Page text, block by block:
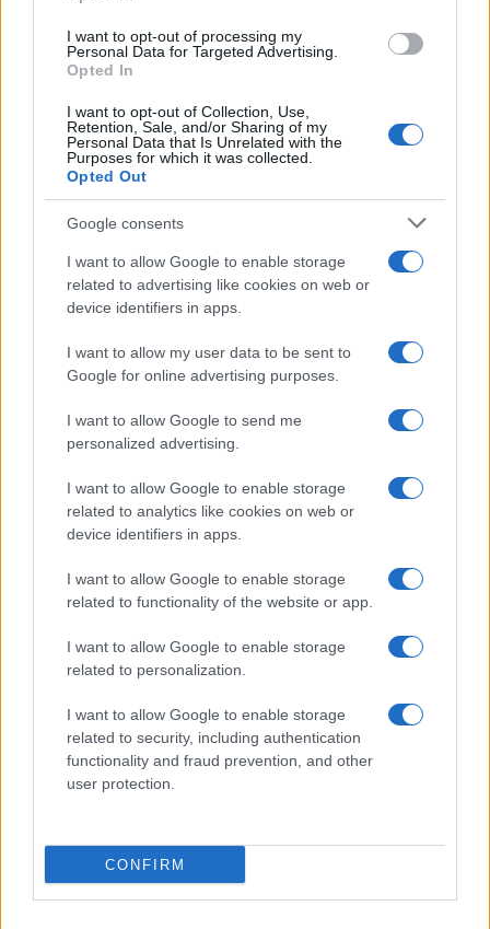
I want to opt-out of processing my
Personal Data for Targeted Advertising.
Opted In
I want to opt-out of Collection, Use,
Retention, Sale, and/or Sharing of my
Personal Data that Is Unrelated with the
Purposes for which it was collected.
Opted Out
Google consents
I want to allow Google to enable storage
related to advertising like cookies on web or
device identifiers in apps.
I want to allow my user data to be sent to
Google for online advertising purposes.
I want to allow Google to send me
personalized advertising.
I want to allow Google to enable storage
related to analytics like cookies on web or
device identifiers in apps.
I want to allow Google to enable storage
related to functionality of the website or app.
I want to allow Google to enable storage
related to personalization.
I want to allow Google to enable storage
related to security, including authentication
functionality and fraud prevention, and other
user protection.
CONFIRM
παρενέργειες,
αποτελεσματικότητα
Κορονοϊός: Γιατί υπάρχουν
σκέψεις για την τέταρτη δόση
εμβολίου
Novavax: Όλα όσα πρέπει να
ξέρουμε για το νέο εμβόλιο που
02/02/2022 - 10:43
Κορονοϊός: Έρχεται νέο εμβόλιο
στην Ελλάδα
Κορονοϊός – εμβόλια: Ραγδαίες
εξελίξεις για την τρίτη δόση –
«Είμαστε απογοητευμένοι»
Εμβόλια: Τι θα γίνει με τους
υγειονομικούς που δεν έκαναν